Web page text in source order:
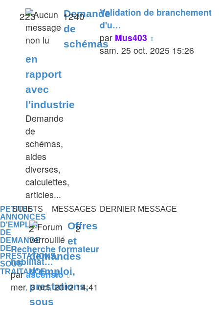
Demande
de
schémas
en
rapport
avec
l'industrie
Demande
de
schémas,
aides
diverses,
calculettes,
articles...
223 1240
Validation de branchement
d'u…
par Mus403
le
sam. 25 oct. 2025 15:26
PETITES
ANNONCES
D'EMPLOI,
DE
DEMANDE
DE
PRESTATIONS,
SOUS
TRAITANCE...
SUJETS MESSAGES DERNIER MESSAGE
Offres
et
demandes
d’emploi,
prestations,
sous
2 2
Recherche formateur
habilitat…
parascensio
Voir
le
mer. 3 oct. 2012 14:41